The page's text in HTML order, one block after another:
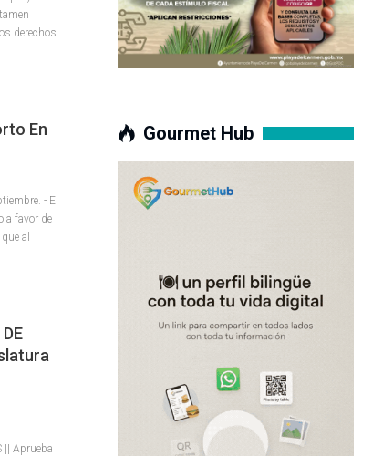
derechos
En
- El
a favor de
al
|| Aprueba
Gourmet Hub